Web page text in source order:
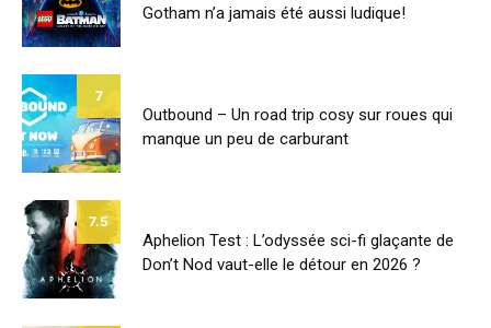
Gotham n’a jamais été aussi ludique!
7
Outbound – Un road trip cosy sur roues qui
manque un peu de carburant
7.5
Aphelion Test : L’odyssée sci-fi glaçante de
Don’t Nod vaut-elle le détour en 2026 ?